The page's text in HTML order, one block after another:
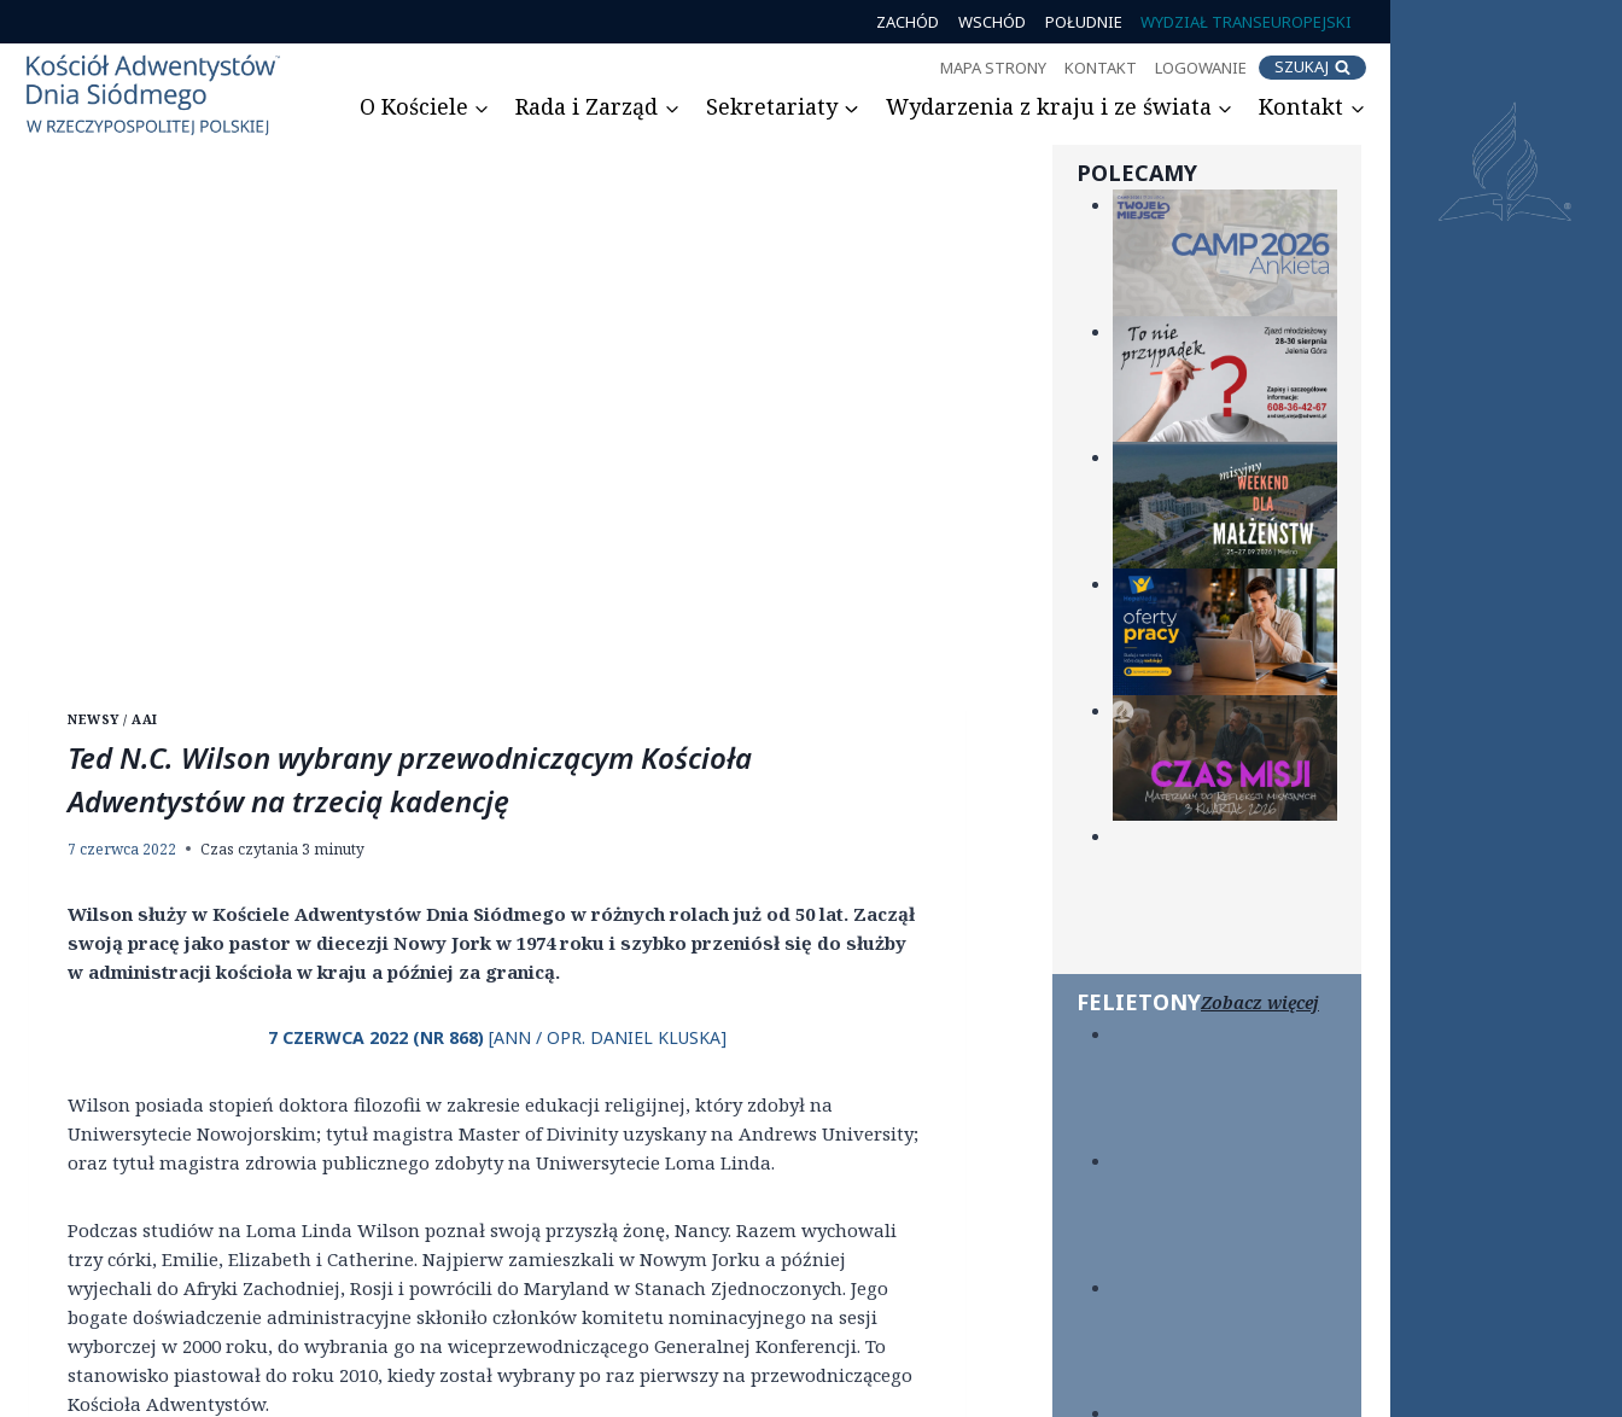
do
treści
ZACHÓD WSCHÓD POŁUDNIE WYDZIAŁ TRANSEUROPEJSKI
MAPA STRONY KONTAKT LOGOWANIE SZUKAJ
O Kościele Rada i Zarząd Sekretariaty Wydarzenia z kraju i ze świata Kontakt
NEWSY / AAI
Ted N.C. Wilson wybrany przewodniczącym Kościoła
Adwentystów na trzecią kadencję
7 czerwca 2022 Czas czytania 3 minuty
Wilson służy w Kościele Adwentystów Dnia Siódmego w różnych rolach już od 50 lat. Zaczął
swoją pracę jako pastor w diecezji Nowy Jork w 1974 roku i szybko przeniósł się do służby
w administracji kościoła w kraju a później za granicą.
7 CZERWCA 2022 (NR 868) [ANN / OPR. DANIEL KLUSKA]
Wilson posiada stopień doktora filozofii w zakresie edukacji religijnej, który zdobył na
Uniwersytecie Nowojorskim; tytuł magistra Master of Divinity uzyskany na Andrews University;
oraz tytuł magistra zdrowia publicznego zdobyty na Uniwersytecie Loma Linda.
Podczas studiów na Loma Linda Wilson poznał swoją przyszłą żonę, Nancy. Razem wychowali
trzy córki, Emilie, Elizabeth i Catherine. Najpierw zamieszkali w Nowym Jorku a później
wyjechali do Afryki Zachodniej, Rosji i powrócili do Maryland w Stanach Zjednoczonych. Jego
bogate doświadczenie administracyjne skłoniło członków komitetu nominacyjnego na sesji
wyborczej w 2000 roku, do wybrania go na wiceprzewodniczącego Generalnej Konferencji. To
stanowisko piastował do roku 2010, kiedy został wybrany po raz pierwszy na przewodniczącego
Kościoła Adwentystów.
POLECAMY
FELIETONYZobacz więcej